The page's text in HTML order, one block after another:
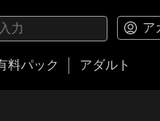
ア
料パック アダルト